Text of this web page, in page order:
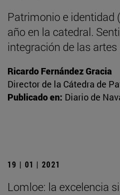
Patrimonio e identidad
año en la catedral.
integración de las artes
Ricardo Fernández Gracia
Director de la Cátedra de
Publicado en: Diario de
19 | 01 | 2021
Lomloe: la excelencia